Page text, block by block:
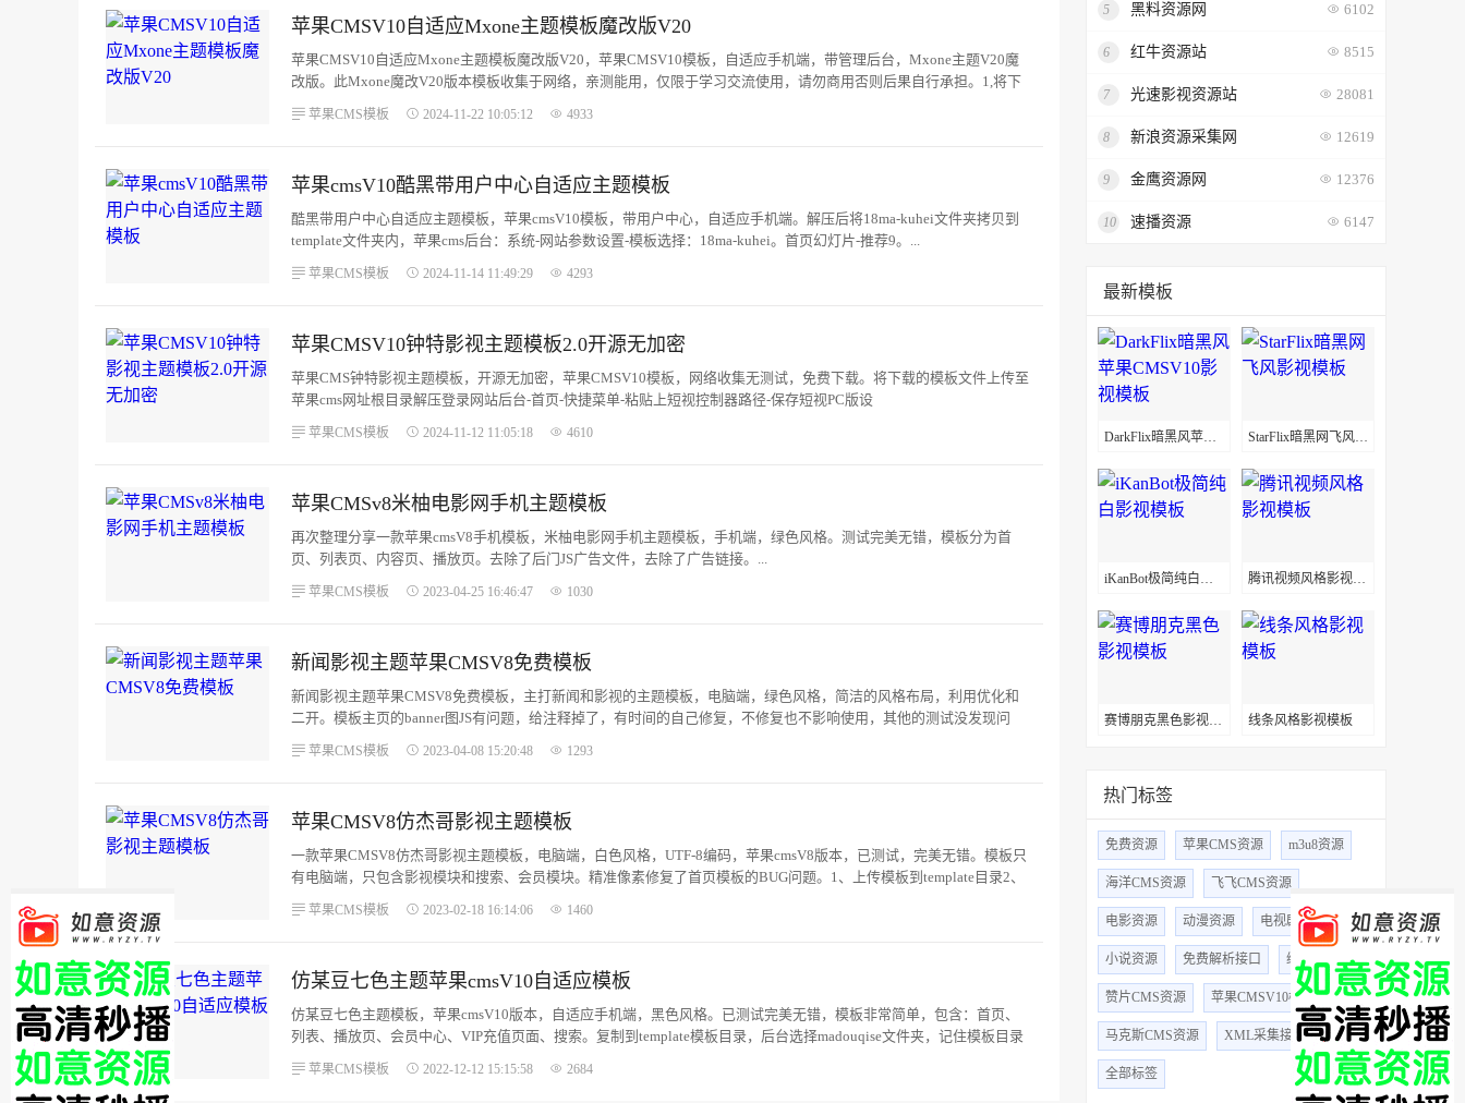
苹果CMSV10自适应Mxone主题模板魔改版V20
苹果CMSV10自适应Mxone主题模板魔改版V20，苹果CMSV10模板，自适应手机端，带管理后台，Mxone主题V20魔
改版。此Mxone魔改V20版本模板收集于网络，亲测能用，仅限于学习交流使用，请勿商用否则后果自行承担。1,将下
载的模板文件解压到苹果cms程序的template目录内。...
苹果CMS模板 2024-11-22 10:05:12 4933
苹果cmsV10酷黑带用户中心自适应主题模板
酷黑带用户中心自适应主题模板，苹果cmsV10模板，带用户中心，自适应手机端。解压后将18ma-kuhei文件夹拷贝到
template文件夹内，苹果cms后台：系统-网站参数设置-模板选择：18ma-kuhei。首页幻灯片-推荐9。...
苹果CMS模板 2024-11-14 11:49:29 4293
苹果CMSV10钟特影视主题模板2.0开源无加密
苹果CMS钟特影视主题模板，开源无加密，苹果CMSV10模板，网络收集无测试，免费下载。将下载的模板文件上传至
苹果cms网址根目录解压登录网站后台-首页-快捷菜单-粘贴上短视控制器路径-保存短视PC版设
置,/admin.PHP/admin/dscms/configweixin。...
苹果CMS模板 2024-11-12 11:05:18 4610
苹果CMSv8米柚电影网手机主题模板
再次整理分享一款苹果cmsV8手机模板，米柚电影网手机主题模板，手机端，绿色风格。测试完美无错，模板分为首
页、列表页、内容页、播放页。去除了后门JS广告文件，去除了广告链接。...
苹果CMS模板 2023-04-25 16:46:47 1030
新闻影视主题苹果CMSV8免费模板
新闻影视主题苹果CMSV8免费模板，主打新闻和影视的主题模板，电脑端，绿色风格，简洁的风格布局，利用优化和
二开。模板主页的banner图JS有问题，给注释掉了，有时间的自己修复，不修复也不影响使用，其他的测试没发现问
题。1.将模板上传至网站template文件夹内。...
苹果CMS模板 2023-04-08 15:20:48 1293
苹果CMSV8仿杰哥影视主题模板
一款苹果CMSV8仿杰哥影视主题模板，电脑端，白色风格，UTF-8编码，苹果cmsV8版本，已测试，完美无错。模板只
有电脑端，只包含影视模块和搜索、会员模块。精准像素修复了首页模板的BUG问题。1、上传模板到template目录2、
后台设置模板为mzu，目录为html。...
苹果CMS模板 2023-02-18 16:14:06 1460
仿某豆七色主题苹果cmsV10自适应模板
仿某豆七色主题模板，苹果cmsV10版本，自适应手机端，黑色风格。已测试完美无错，模板非常简单，包含：首页、
列表、播放页、会员中心、VIP充值页面、搜索。复制到template模板目录，后台选择madouqise文件夹，记住模板目录
要修改成“mdkvs”。...
苹果CMS模板 2022-12-12 15:15:58 2684
5 黑料资源网 6102
6 红牛资源站 8515
7 光速影视资源站 28081
8 新浪资源采集网 12619
9 金鹰资源网 12376
10 速播资源 6147
最新模板
DarkFlix暗黑风苹果CMSV10影视模板 StarFlix暗黑网飞风影视模板
iKanBot极简纯白影视模板 腾讯视频风格影视模板
​赛博朋克黑色影视模板 线条风格影视模板
热门标签
免费资源 苹果CMS资源 m3u8资源
海洋CMS资源 飞飞CMS资源
电影资源 动漫资源 电视剧资源
小说资源 免费解析接口 综艺资源
赞片CMS资源 苹果CMSV10模板
马克斯CMS资源 XML采集接口
全部标签